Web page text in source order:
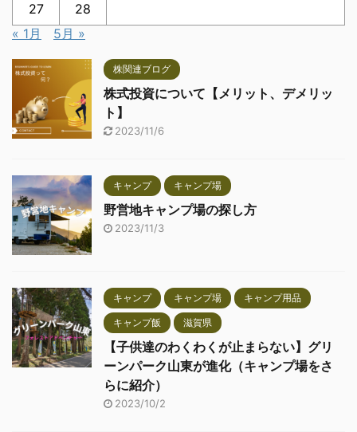
27
28
« 1月
5月 »
株関連ブログ
株式投資について【メリット、デメリッ
ト】
2023/11/6
キャンプ キャンプ場
野営地キャンプ場の探し方
2023/11/3
キャンプ キャンプ場 キャンプ用品
キャンプ飯 滋賀県
【子供達のわくわくが止まらない】グリ
ーンパーク山東が進化（キャンプ場をさ
らに紹介）
2023/10/2